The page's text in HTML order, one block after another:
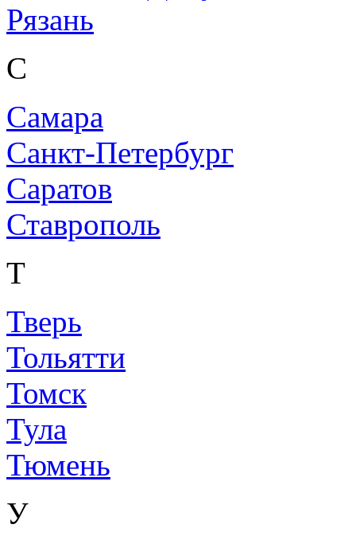
Рязань
С
Самара
Санкт-Петербург
Саратов
Ставрополь
Т
Тверь
Тольятти
Томск
Тула
Тюмень
У